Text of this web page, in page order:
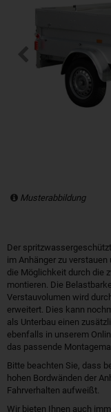
Musterabbildung
Der
im Anhänger zu
die Möglichkeit durch die
montieren. Die
Verstauvolumen wird
erweitert. Dies kann
als Unterbau einen
ebenfalls in unserem
das passende
Bitte beachten Sie, dass
hohen Bordwänden der
Fahrverhalten aufweißt.
Wir bieten Ihnen auch